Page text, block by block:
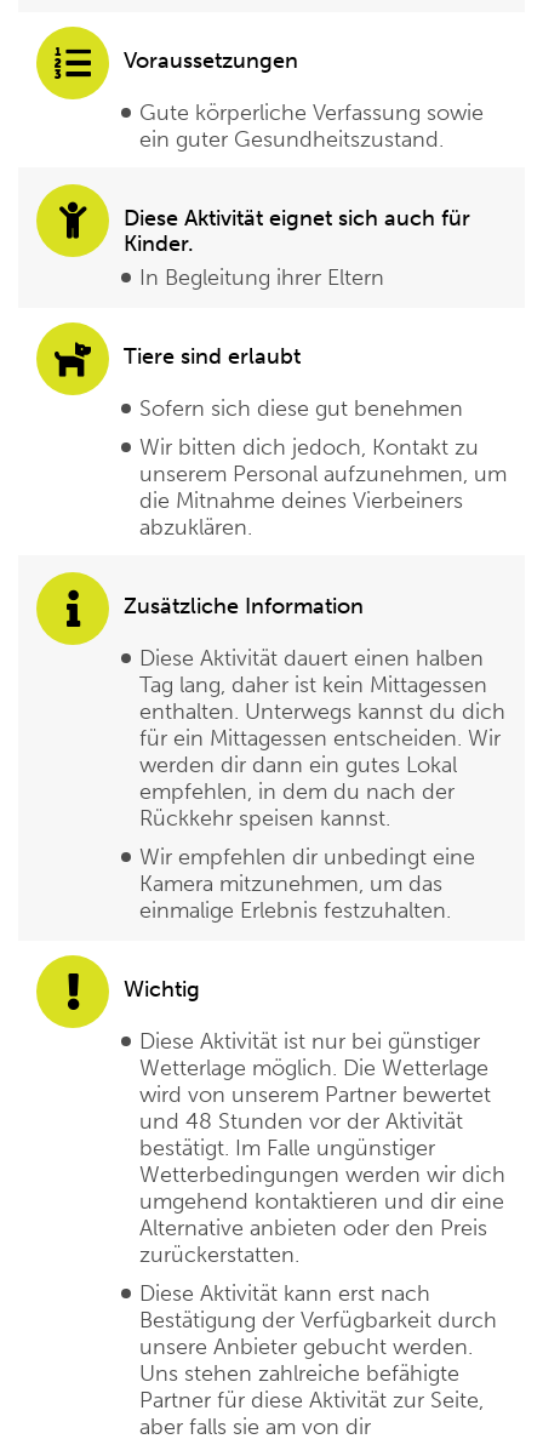
Voraussetzungen
Gute körperliche Verfassung sowie
ein guter Gesundheitszustand.
Diese Aktivität eignet sich auch für
Kinder.
In Begleitung ihrer Eltern
Tiere sind erlaubt
Sofern sich diese gut benehmen
Wir bitten dich jedoch, Kontakt zu
unserem Personal aufzunehmen, um
die Mitnahme deines Vierbeiners
abzuklären.
Zusätzliche Information
Diese Aktivität dauert einen halben
Tag lang, daher ist kein Mittagessen
enthalten. Unterwegs kannst du dich
für ein Mittagessen entscheiden. Wir
werden dir dann ein gutes Lokal
empfehlen, in dem du nach der
Rückkehr speisen kannst.
Wir empfehlen dir unbedingt eine
Kamera mitzunehmen, um das
einmalige Erlebnis festzuhalten.
Wichtig
Diese Aktivität ist nur bei günstiger
Wetterlage möglich. Die Wetterlage
wird von unserem Partner bewertet
und 48 Stunden vor der Aktivität
bestätigt. Im Falle ungünstiger
Wetterbedingungen werden wir dich
umgehend kontaktieren und dir eine
Alternative anbieten oder den Preis
zurückerstatten.
Diese Aktivität kann erst nach
Bestätigung der Verfügbarkeit durch
unsere Anbieter gebucht werden.
Uns stehen zahlreiche befähigte
Partner für diese Aktivität zur Seite,
aber falls sie am von dir